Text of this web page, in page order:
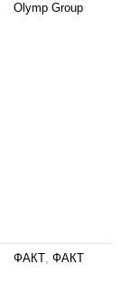
Olymp Group
ФАКТ, ФАКТ